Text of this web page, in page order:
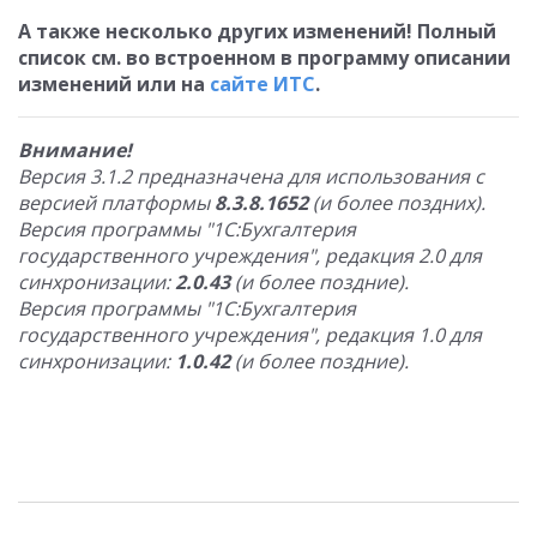
А также несколько других изменений! Полный
список см. во встроенном в программу описании
изменений или на сайте ИТС.
Внимание!
Версия 3.1.2 предназначена для использования с
версией платформы8.3.8.1652(и более поздних).
Версия программы "1С:Бухгалтерия
государственного учреждения", редакция 2.0 для
синхронизации:2.0.43(и более поздние).
Версия программы "1С:Бухгалтерия
государственного учреждения", редакция 1.0 для
синхронизации: 1.0.42(и более поздние).